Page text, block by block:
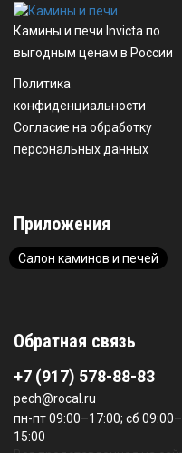
Камины и печи Invicta по
выгодным ценам в России
Политика
конфиденциальности
Согласие на обработку
персональных данных
Приложения
Салон каминов и печей
Обратная связь
+7 (917) 578-88-83
pech@rocal.ru
пн-пт 09:00–17:00; сб 09:00–
15:00